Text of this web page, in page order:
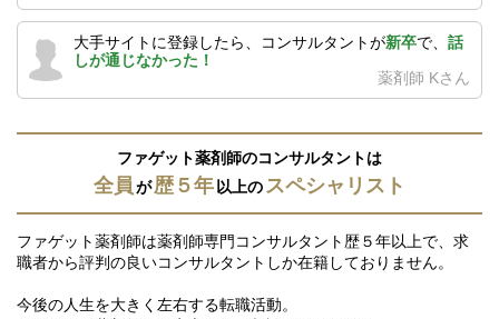
大手サイトに登録したら、コンサルタントが新卒で、 話
しが通じなかった！
薬剤師 Kさん
ファゲット薬剤師のコンサルタントは
全員が歴５年以上のスペシャリスト
ファゲット薬剤師は薬剤師専門コンサルタント歴５年以上で、求
職者から評判の良いコンサルタントしか在籍しておりません。
今後の人生を大きく左右する転職活動。